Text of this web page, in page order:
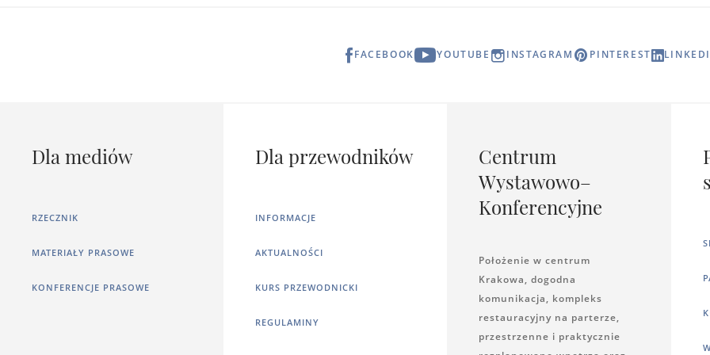
FACEBOOK YOUTUBE INSTAGRAM PINTEREST
Dla mediów
RZECZNIK
MATERIAŁY PRASOWE
KONFERENCJE PRASOWE
Dla przewodników
INFORMACJE
AKTUALNOŚCI
KURS PRZEWODNICKI
REGULAMINY
Centrum
Wystawowo–
Konferencyjne
Położenie w centrum
Krakowa, dogodna
komunikacja, kompleks
restauracyjny na parterze,
przestrzenne i praktycznie